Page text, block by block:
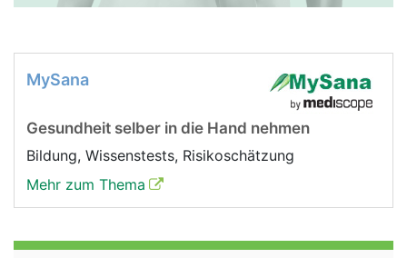
MySana
Gesundheit selber in die Hand nehmen
Bildung, Wissenstests, Risikoschätzung
Mehr zum Thema